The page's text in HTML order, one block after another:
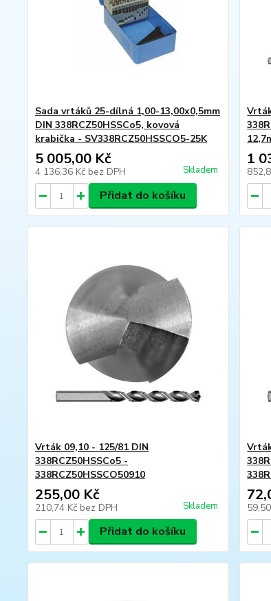
Sada vrtáků 25-dílná 1,00-13,00x0,5mm
DIN 338RCZ50HSSCo5, kovová
krabička - SV338RCZ50HSSCO5-25K
5 005,00 Kč
4 136,36 Kč bez DPH Skladem
Přidat do košíku
1
Vrták 09,10 - 125/81 DIN
338RCZ50HSSCo5 -
338RCZ50HSSCO50910
255,00 Kč
210,74 Kč bez DPH Skladem
Přidat do košíku